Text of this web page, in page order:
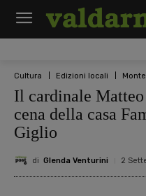
Cultura Edizioni locali
Il cardinale
cena della casa
Giglio
di Glenda Venturini 2